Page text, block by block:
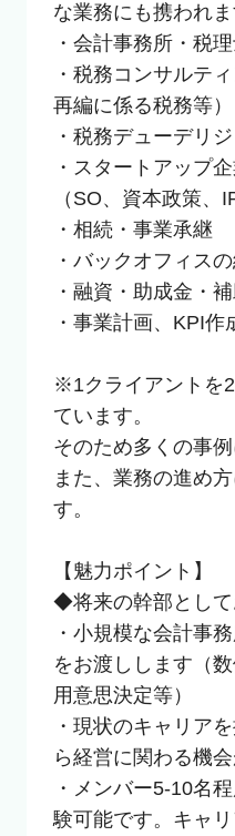
な業務にも携われま
・会計事務所・税
・税務コンサルテ
再編に係る税務等）
・税務デューデリ
・スタートアップ
（SO、資本政策、
・相続・事業承継
・バックオフィス
・融資・助成金・
・事業計画、KPI作
※1クライアントを
ています。
そのため多くの事
また、業務の進め
す。
【魅力ポイント】
◆将来の幹部とし
・小規模な会計事
をお渡しします（
用意思決定等）
・現状のキャリア
ら経営に関わる機
・メンバー5-10名
験可能です。キャ